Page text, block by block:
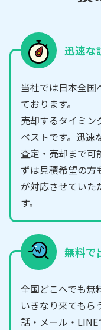
迅速な
当社では日本全国
ております。
売却するタイミン
ベストです。迅速
査定・売却まで可
ずは見積希望の方
が対応させていた
す。
無料で
全国どこへでも無
いきなり来てもら
話・メール・